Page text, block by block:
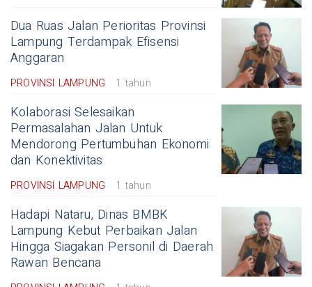
Dua Ruas Jalan Perioritas Provinsi
Lampung Terdampak Efisensi
Anggaran
PROVINSI LAMPUNG 1 tahun
Kolaborasi Selesaikan
Permasalahan Jalan Untuk
Mendorong Pertumbuhan Ekonomi
dan Konektivitas
PROVINSI LAMPUNG 1 tahun
Hadapi Nataru, Dinas BMBK
Lampung Kebut Perbaikan Jalan
Hingga Siagakan Personil di Daerah
Rawan Bencana